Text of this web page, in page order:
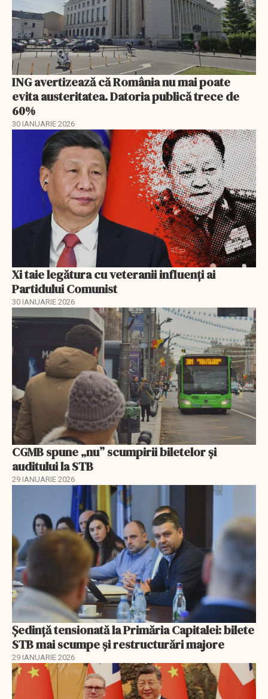
ING avertizează că România nu mai poate
evita austeritatea. Datoria publică trece de
60%
30 IANUARIE 2026
Xi taie legătura cu veteranii influenți ai
Partidului Comunist
30 IANUARIE 2026
CGMB spune „nu” scumpirii biletelor și
auditului la STB
29 IANUARIE 2026
Ședință tensionată la Primăria Capitalei: bilete
STB mai scumpe și restructurări majore
29 IANUARIE 2026